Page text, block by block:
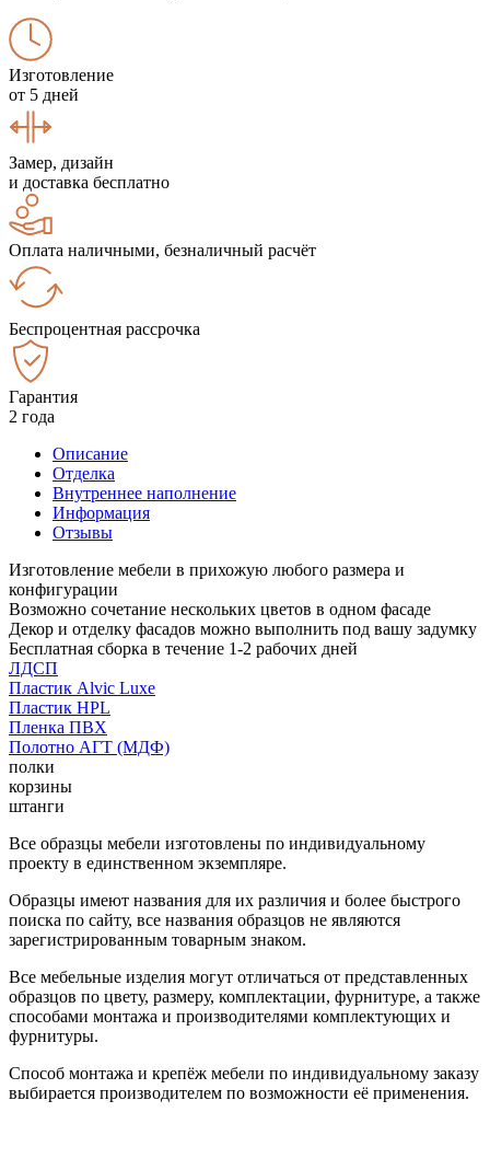
Изготовление
от 5 дней
Замер, дизайн
и доставка бесплатно
Оплата наличными, безналичный расчёт
Беспроцентная рассрочка
Гарантия
2 года
Описание
Отделка
Внутреннее наполнение
Информация
Отзывы
Изготовление мебели в прихожую любого размера и
конфигурации
Возможно сочетание нескольких цветов в одном фасаде
Декор и отделку фасадов можно выполнить под вашу задумку
Бесплатная сборка в течение 1-2 рабочих дней
ЛДСП
Пластик Alvic Luxe
Пластик HPL
Пленка ПВХ
Полотно АГТ (МДФ)
полки
корзины
штанги
Все образцы мебели изготовлены по индивидуальному
проекту в единственном экземпляре.
Образцы имеют названия для их различия и более быстрого
поиска по сайту, все названия образцов не являются
зарегистрированным товарным знаком.
Все мебельные изделия могут отличаться от представленных
образцов по цвету, размеру, комплектации, фурнитуре, а также
способами монтажа и производителями комплектующих и
фурнитуры.
Способ монтажа и крепёж мебели по индивидуальному заказу
выбирается производителем по возможности её применения.